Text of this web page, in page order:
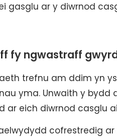
gasglu ar y diwrnod
fy ngwastraff
trefnu am ddim yn
yma. Unwaith y bydd
eich diwrnod casglu
cofrestredig ar